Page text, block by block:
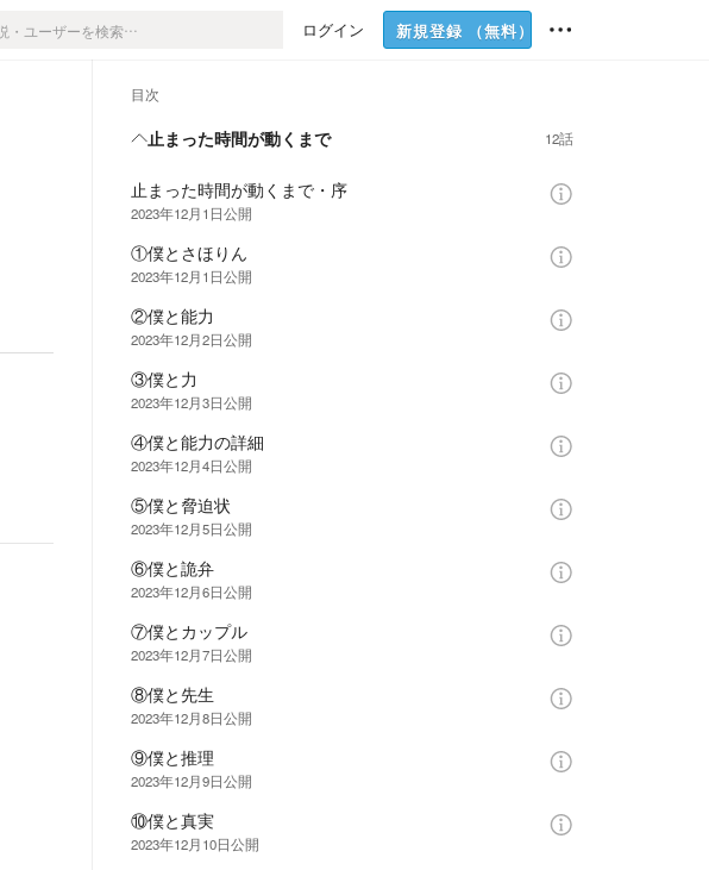
ログイン 新規登録 （無料）
目次
止まった時間が動くまで 12話
止まった時間が動くまで・序
2023年12月1日公開
①僕とさほりん
2023年12月1日公開
②僕と能力
2023年12月2日公開
③僕と力
2023年12月3日公開
④僕と能力の詳細
2023年12月4日公開
⑤僕と脅迫状
2023年12月5日公開
⑥僕と詭弁
2023年12月6日公開
⑦僕とカップル
2023年12月7日公開
⑧僕と先生
2023年12月8日公開
⑨僕と推理
2023年12月9日公開
⑩僕と真実
2023年12月10日公開